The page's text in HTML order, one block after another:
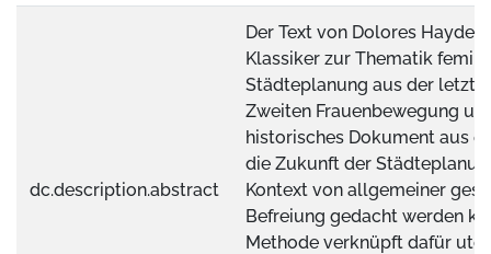
dc.description.abstract
Der Text von Dolores
Klassiker zur Thematik
Städteplanung aus der
Zweiten Frauenbewegung
historisches Dokument aus
die Zukunft der
Kontext von allgemeiner
Befreiung gedacht werden
Methode verknüpft dafür